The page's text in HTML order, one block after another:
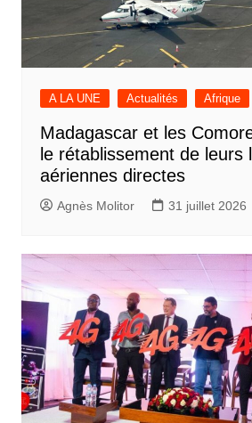
A LA UNE Actualités Afrique
Madagascar et les
le rétablissement de leurs
aériennes directes
Agnès Molitor 31 juillet 2026